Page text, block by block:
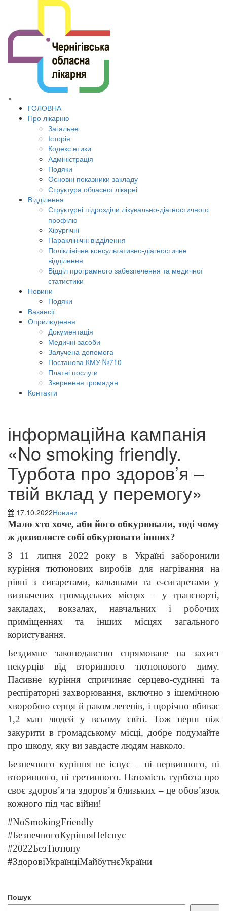
×
ГОЛОВНА
Про лікарню
Загальне
Історія
Кодекс етики
Адміністрація
Подяки
Основні показники закладу
Структура обласної лікарні
Відділення
Структурні підрозділи лікувально-діагностичного
профілю
Хірургічні
Параклінічні відділення
Поліклінічне консультативно-діагностичне
відділення
Відділ програмного забезпечення та медичної
статистики
Новини
Подяки
Вакансії
Оприлюдення
Документація
Медичні засоби
Залучена допомога
Постанова КМУ №710
Платні послуги
Звернення громадян
Контакти
інформаційна кампанія
«No smoking friendly.
Турбота про здоров’я –
твій вклад у перемогу»
17.10.2022Новини
Мало хто хоче, аби його обкурювали, тоді чому
ж дозволяєте собі обкурювати інших?
З 11 липня 2022 року в Україні заборонили
куріння тютюнових виробів для нагрівання на
рівні з сигаретами, кальянами та е-сигаретами у
визначених громадських місцях – у транспорті,
закладах, вокзалах, навчальних і робочих
приміщеннях та інших місцях загального
користування.
Бездимне законодавство спрямоване на захист
некурців від вторинного тютюнового диму.
Пасивне куріння спричиняє серцево-судинні та
респіраторні захворювання, включно з ішемічною
хворобою серця й раком легенів, і щорічно вбиває
1,2 млн людей у всьому світі. Тож перш ніж
закурити в громадському місці, добре подумайте
про шкоду, яку ви завдасте людям навколо.
Безпечного куріння не існує – ні первинного, ні
вторинного, ні третинного. Натомість турбота про
своє здоров’я та здоров’я близьких – це обов’язок
кожного під час війни!
#NoSmokingFriendly
#БезпечногоКурінняНеІснує
‪#‎2022БезТютюну
#ЗдоровіУкраїнціМайбутнєУкраїни
Пошук